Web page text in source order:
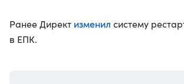
Ранее Директ изменил систему
в ЕПК.